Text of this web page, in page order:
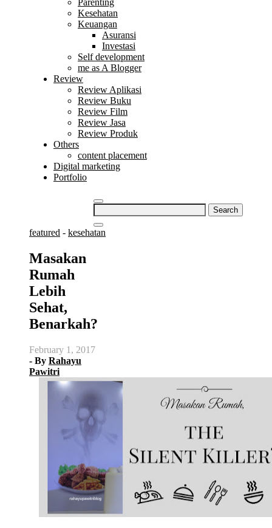
Parenting
Kesehatan
Keuangan
Asuransi
Investasi
Self development
me as A Blogger
Review
Review Aplikasi
Review Buku
Review Film
Review Jasa
Review Produk
Others
content placement
Digital marketing
Portfolio
Search
for:
featured - kesehatan
Masakan
Rumah
Lebih
Sehat,
Benarkah?
February 1, 2017
- By Rahayu
Pawitri